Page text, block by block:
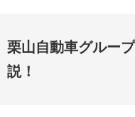
栗山自動車グルー
説！